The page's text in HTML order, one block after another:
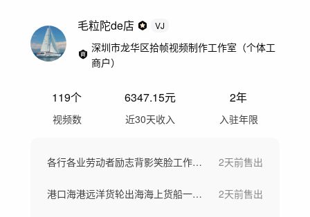
毛粒陀de店 VJ
深圳市龙华区拾帧视频制作工作室（个体工
商户）
119个
视频数
6347.15元
近30天收入
2年
入驻年限
各行各业劳动者励志背影笑脸工作场景劳动节 2天前售出
港口海港远洋货轮出海海上货船一带一路 2天前售出